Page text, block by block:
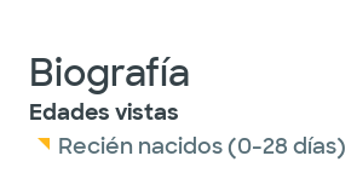
Biografía
Edades vistas
Recién nacidos (0-28 días)